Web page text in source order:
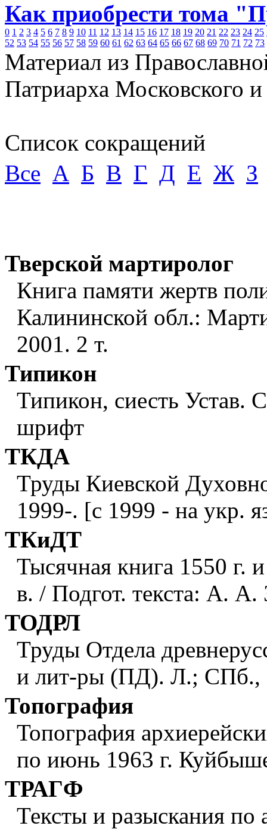
Как приобрести тома
0 1 2 3 4 5 6 7 8 9 10 11 12 13 14 15 16 17 18 19 20 21 22 23 24 25
52 53 54 55 56 57 58 59 60 61 62 63 64 65 66 67 68 69 70 71 72 73
Материал из
Патриарха Московского
Список сокращений
Все А Б В Г Д Е Ж З
Тверской мартиролог
Книга памяти жертв
Калининской обл.:
2001. 2 т.
Типикон
Типикон, сиесть Устав.
шрифт
ТКДА
Труды Киевской
1999-. [с 1999 - на укр.
ТКиДТ
Тысячная книга 1550 г.
в. / Подгот. текста: А.
ТОДРЛ
Труды Отдела
и лит-ры (ПД). Л.; СПб.,
Топография
Топография
по июнь 1963 г.
ТРАГФ
Тексты и разыскания по